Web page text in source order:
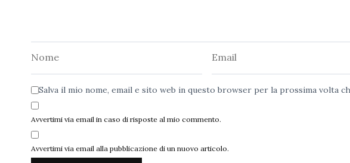
Salva il mio nome, email e sito web in questo browser per la prossima volta
Avvertimi via email in caso di risposte al mio commento.
Avvertimi via email alla pubblicazione di un nuovo articolo.